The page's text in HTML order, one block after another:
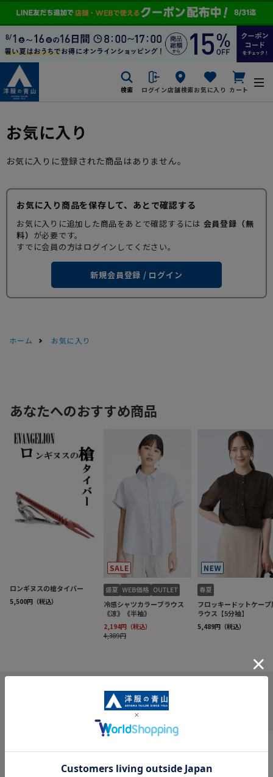
検索 ログイン店舗検索お気に入り カート
お気に入り
お気に入りに登録された商品はありません。
お気に入り商品を保存して、あとで確認する
お気に入りに追加した商品をあとで確認するには 会員登録（無
料） が必要です。
すでに会員の方はログインしてください。
新規会員登録 / ログイン
ホーム お気に入り
INFORMATION